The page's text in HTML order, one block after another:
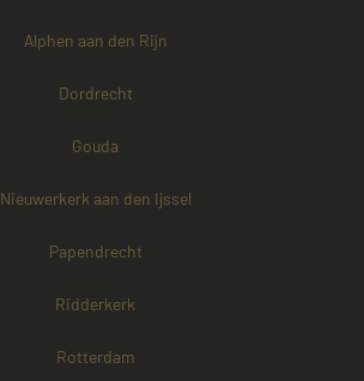
Alphen aan den Rijn
Dordrecht
Gouda
Nieuwerkerk aan den Ijssel
Papendrecht
Ridderkerk
Rotterdam